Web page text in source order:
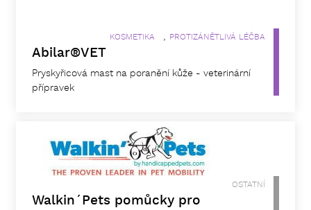
KOSMETIKA , PROTIZÁNĚTLIVÁ LÉČBA
Abilar®VET
Pryskyřicová mast na poranění kůže - veterinární
přípravek
OSTATNÍ
Walkin´Pets pomůcky pro